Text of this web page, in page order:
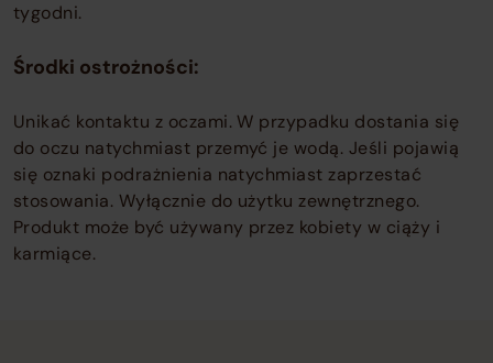
tygodni.
Środki ostrożności:
Unikać kontaktu z oczami. W przypadku dostania się
do oczu natychmiast przemyć je wodą. Jeśli pojawią
się oznaki podrażnienia natychmiast zaprzestać
stosowania. Wyłącznie do użytku zewnętrznego.
Produkt może być używany przez kobiety w ciąży i
karmiące.